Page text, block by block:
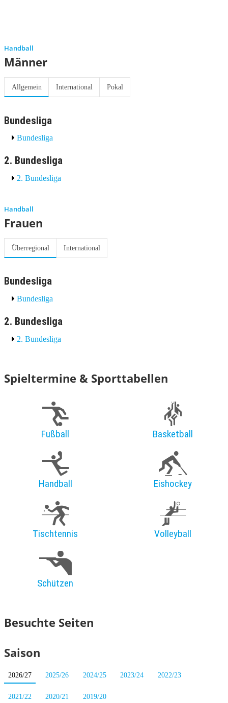
Handball
Männer
Allgemein International Pokal
Bundesliga
Bundesliga
2. Bundesliga
2. Bundesliga
Handball
Frauen
Überregional International
Bundesliga
Bundesliga
2. Bundesliga
2. Bundesliga
Spieltermine & Sporttabellen
Fußball Basketball
Handball Eishockey
Tischtennis Volleyball
Schützen
Besuchte Seiten
Saison
2026/27 2025/26 2024/25 2023/24 2022/23
2021/22 2020/21 2019/20